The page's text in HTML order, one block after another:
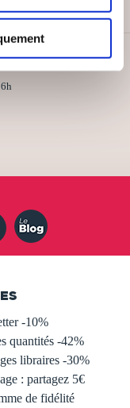
-10%
quantités -42%
libraires -30%
: partagez 5€
de fidélité